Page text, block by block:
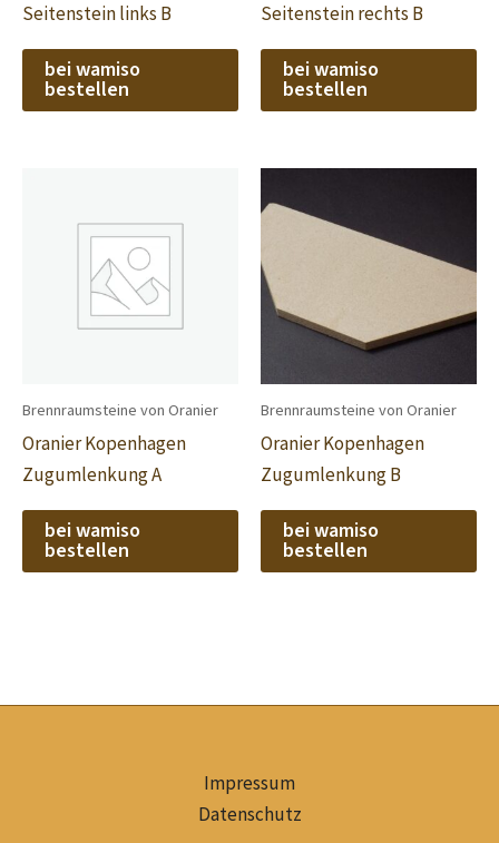
Seitenstein links B
bei wamiso
bestellen
Seitenstein rechts B
bei wamiso
bestellen
Brennraumsteine von Oranier
Oranier Kopenhagen
Zugumlenkung A
bei wamiso
bestellen
Brennraumsteine von Oranier
Oranier Kopenhagen
Zugumlenkung B
bei wamiso
bestellen
Impressum
Datenschutz